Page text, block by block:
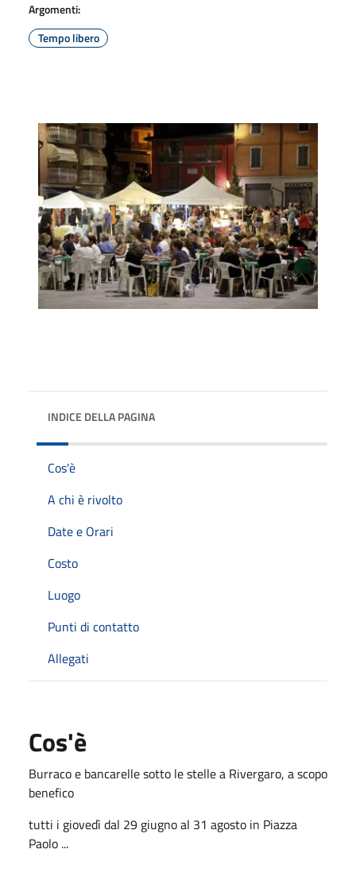
Argomenti:
Tempo libero
INDICE DELLA PAGINA
Cos'è
A chi è rivolto
Date e Orari
Costo
Luogo
Punti di contatto
Allegati
Cos'è
Burraco e bancarelle sotto le stelle a Rivergaro, a scopo
benefico
tutti i giovedì dal 29 giugno al 31 agosto in Piazza
Paolo ...